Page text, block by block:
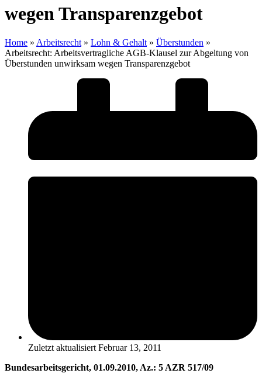
wegen Transparenzgebot
Home » Arbeitsrecht » Lohn & Gehalt » Überstunden »
Arbeitsrecht: Arbeitsvertragliche AGB-Klausel zur Abgeltung von
Überstunden unwirksam wegen Transparenzgebot
Zuletzt aktualisiert Februar 13, 2011
Bundesarbeitsgericht, 01.09.2010, Az.: 5 AZR 517/09